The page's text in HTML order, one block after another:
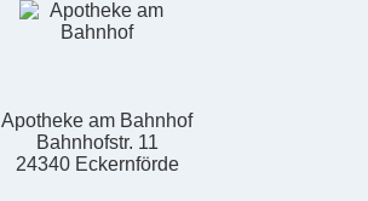
Apotheke am Bahnhof
Bahnhofstr. 11
24340 Eckernförde